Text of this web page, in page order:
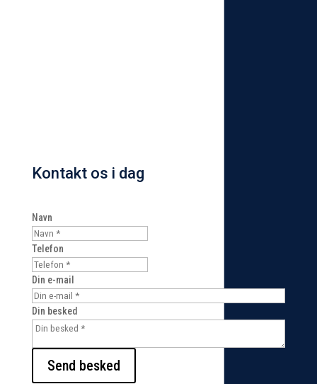
Kontakt os i dag
Navn
Telefon
Din e-mail
Din besked
Send besked